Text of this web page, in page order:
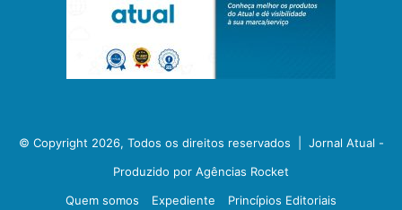
© Copyright 2026, Todos os direitos reservados | Jornal Atual -
Produzido por Agências Rocket
Quem somos
Expediente
Princípios Editoriais